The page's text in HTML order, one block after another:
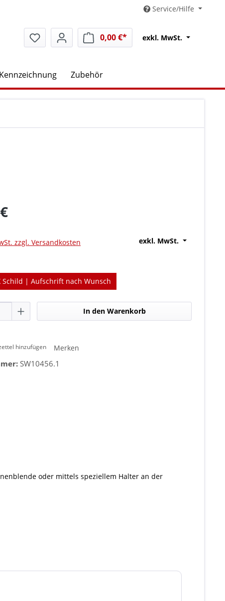
Service/Hilfe
0,00 €*Warenkorb enthält 0
exkl. MwSt.
Kennzeichnung Zubehör
exkl. MwSt.
zzgl. Versandkosten
Schild | Aufschrift nach Wunsch
Anzahl: Gib den gewünschten Wert
In den Warenkorb
hinzufügen Merken
SW10456.1
oder mittels speziellem Halter an der